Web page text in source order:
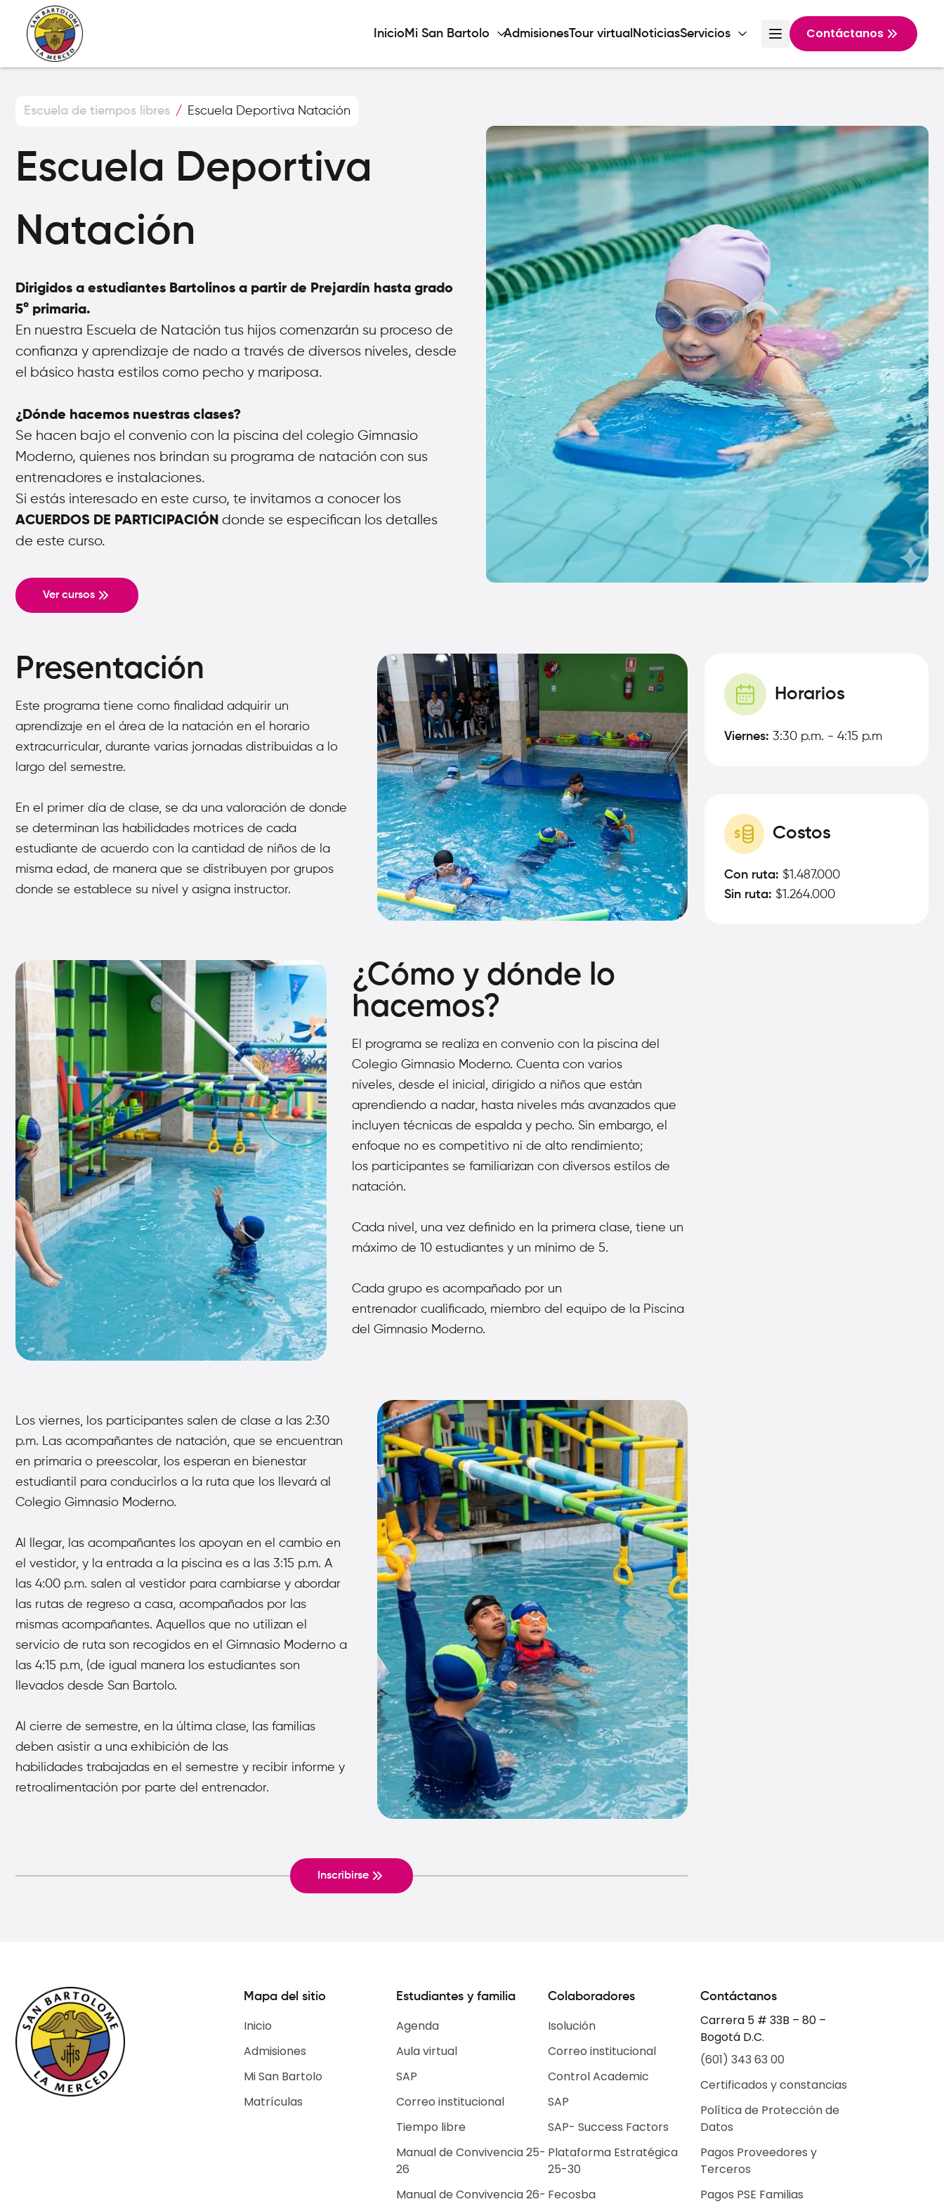
InicioMi San Bartolo AdmisionesTour virtual NoticiasServicios Contáctanos
Escuela de tiempos libres / Escuela Deportiva Natación
Escuela Deportiva
Natación
Dirigidos a estudiantes Bartolinos a partir de Prejardín hasta grado
5° primaria.
En nuestra Escuela de Natación tus hijos comenzarán su proceso de
confianza y aprendizaje de nado a través de diversos niveles, desde
el básico hasta estilos como pecho y mariposa.
¿Dónde hacemos nuestras clases?
Se hacen bajo el convenio con la piscina del colegio Gimnasio
Moderno, quienes nos brindan su programa de natación con sus
entrenadores e instalaciones.
Si estás interesado en este curso, te invitamos a conocer los
ACUERDOS DE PARTICIPACIÓN donde se especifican los detalles
de este curso.
Ver cursos
Presentación
Este programa tiene como finalidad adquirir un
aprendizaje en el área de la natación en el
horario
extracurricular, durante varias jornadas distribuidas a lo
largo del semestre.
En el primer día de clase, se da una valoración de donde
se determinan las habilidades motrices de cada
estudiante de acuerdo con la cantidad de niños de la
misma edad, de manera que se distribuyen por grupos
donde se establece su nivel y asigna instructor.
¿Cómo y dónde lo
hacemos?
El programa se realiza en convenio con la piscina del
Colegio Gimnasio Moderno. Cuenta con varios
niveles, desde el inicial, dirigido a niños que están
aprendiendo a nadar, hasta niveles más avanzados que
incluyen técnicas de espalda y pecho. Sin embargo, el
enfoque no es competitivo ni de alto rendimiento;
los participantes se familiarizan con diversos estilos de
natación.
Cada nivel, una vez definido en la primera clase, tiene un
máximo de 10 estudiantes y un mínimo de 5.
Cada grupo es acompañado por un
entrenador cualificado, miembro del equipo de la Piscina
del Gimnasio Moderno.
Los viernes, los participantes salen de clase a las 2:30
p.m. Las acompañantes de natación, que se encuentran
en primaria o preescolar, los esperan en bienestar
estudiantil para conducirlos a la ruta que los llevará al
Colegio Gimnasio Moderno.
Al llegar, las acompañantes los apoyan en el cambio en
el vestidor, y la entrada a la piscina es a las 3:15 p.m. A
las 4:00 p.m. salen al vestidor para cambiarse y abordar
las rutas de regreso a casa, acompañados por las
mismas acompañantes. Aquellos que no utilizan el
servicio de ruta son recogidos en el Gimnasio Moderno a
las 4:15 p.m, (de igual manera los estudiantes son
llevados desde San Bartolo.
Al cierre de semestre, en la última clase, las familias
deben asistir a una exhibición de las
habilidades trabajadas en el semestre y recibir informe y
retroalimentación por parte del entrenador.
Inscribirse
Horarios
Viernes: 3:30 p.m. - 4:15 p.m
Costos
Con ruta: $1.487.000
Sin ruta: $1.264.000
Mapa del sitio
Inicio
Admisiones
Mi San Bartolo
Matrículas
Estudiantes y familia
Agenda
Aula virtual
SAP
Correo institucional
Tiempo libre
Escuelas de Tiempo
Libre
Grupos Institucionales
Manual de Convivencia 25-
26
Manual de Convivencia 26-
Colaboradores
Isolución
Correo institucional
Control Academic
SAP
SAP- Success Factors
Plataforma Estratégica
25-30
Fecosba
Contáctanos
Carrera 5 # 33B – 80 –
Bogotá D.C.
(601) 343 63 00
Certificados y constancias
Política de Protección de
Datos
Pagos Proveedores y
Terceros
Pagos PSE Familias